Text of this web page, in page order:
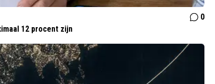
0
12 procent zijn